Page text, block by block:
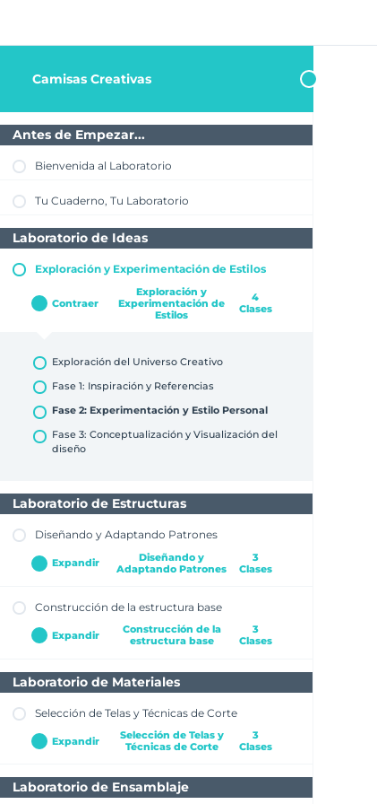
Camisas Creativas
Antes de Empezar...
Bienvenida al Laboratorio
Tu Cuaderno, Tu Laboratorio
Laboratorio de Ideas
Exploración y Experimentación de Estilos
Contraer
Exploración y
Experimentación de
Estilos
4
Clases
Exploración del Universo Creativo
Fase 1: Inspiración y Referencias
Fase 2: Experimentación y Estilo Personal
Fase 3: Conceptualización y Visualización del
diseño
Laboratorio de Estructuras
Diseñando y Adaptando Patrones
Expandir
Diseñando y
Adaptando Patrones
3
Clases
¿Cómo traducir nuestro diseño a un molde?
Construcción de la estructura base
Expandir
Construcción de la
estructura base
3
Clases
La Camisa Clásica
La Camisa Entallada
La Camisa Oversize
Laboratorio de Materiales
Selección de Telas y Técnicas de Corte
Expandir
Selección de Telas y
Técnicas de Corte
3
Clases
Eligiendo la Tela Perfecta para tu Camisa
Laboratorio de Ensamblaje